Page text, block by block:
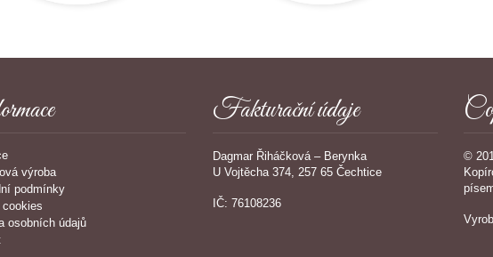
výroba
podmínky
osobních údajů
Fakturační údaje
Dagmar Řiháčková – Berynka
U Vojtěcha 374, 257 65 Čechtice
IČ: 76108236
©